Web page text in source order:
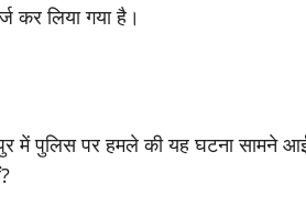
कर लिया गया है।
में पुलिस पर हमले की यह घटना